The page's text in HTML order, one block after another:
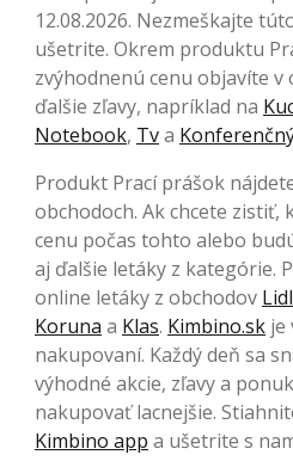
12.08.2026. Nezmeškajte
ušetrite. Okrem produktu
zvýhodnenú cenu objavíte v
ďalšie zľavy, napríklad na
Notebook, Tva
Produkt Prací prášok
obchodoch. Ak chcete
cenu počas tohto alebo
aj ďalšie letáky z kategórie.
online letáky z obchodov Lidl
Koruna a Klas. Kimbino.sk je
nakupovaní. Každý deň sa
výhodné akcie, zľavy a
nakupovať lacnejšie.
Kimbino app a ušetrite s